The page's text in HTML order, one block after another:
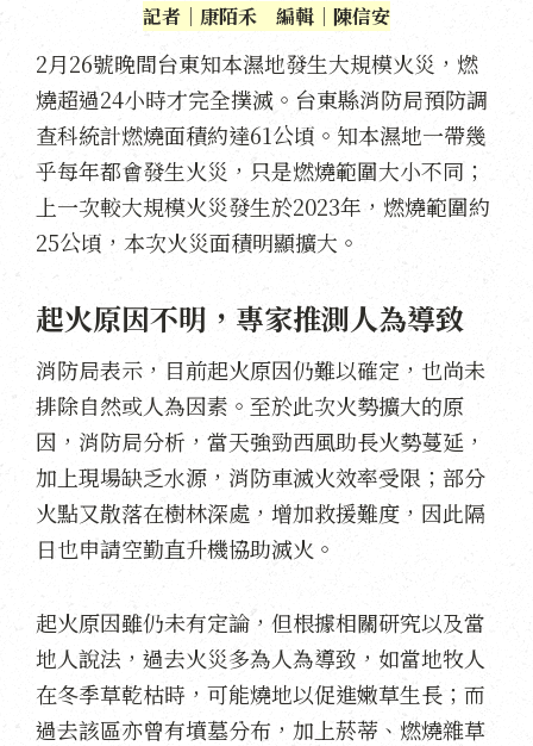
記者｜康陌禾 編輯｜陳信安
2月26號晚間台東知本濕地發生大規模火災，燃
燒超過24小時才完全撲滅。台東縣消防局預防調
查科統計燃燒面積約達61公頃。知本濕地一帶幾
乎每年都會發生火災，只是燃燒範圍大小不同；
上一次較大規模火災發生於2023年，燃燒範圍約
25公頃，本次火災面積明顯擴大。
起火原因不明，專家推測人為導致
消防局表示，目前起火原因仍難以確定，也尚未
排除自然或人為因素。至於此次火勢擴大的原
因，消防局分析，當天強勁西風助長火勢蔓延，
加上現場缺乏水源，消防車滅火效率受限；部分
火點又散落在樹林深處，增加救援難度，因此隔
日也申請空勤直升機協助滅火。
起火原因雖仍未有定論，但根據相關研究以及當
地人說法，過去火災多為人為導致，如當地牧人
在冬季草乾枯時，可能燒地以促進嫩草生長；而
過去該區亦曾有墳墓分布，加上菸蒂、燃燒雜草